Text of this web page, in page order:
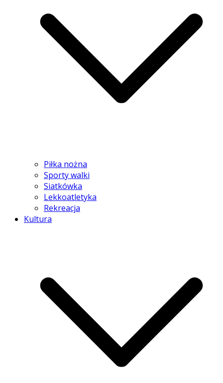
Piłka nożna
Sporty walki
Siatkówka
Lekkoatletyka
Rekreacja
Kultura